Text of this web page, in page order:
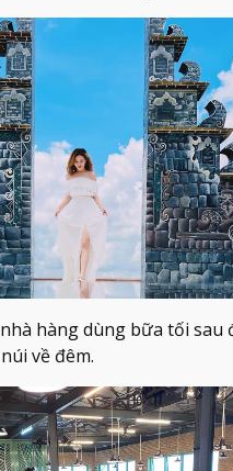
hàng dùng bữa tối sau
về đêm.